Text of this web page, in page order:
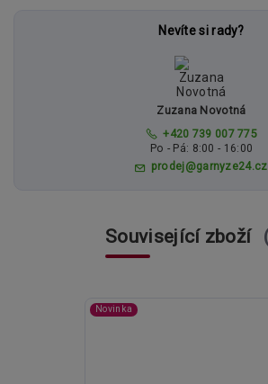
Nevíte si rady?
Zuzana Novotná
+420 739 007 775
Po - Pá: 8:00 - 16:00
prodej@garnyze24.cz
Související zboží
Novinka